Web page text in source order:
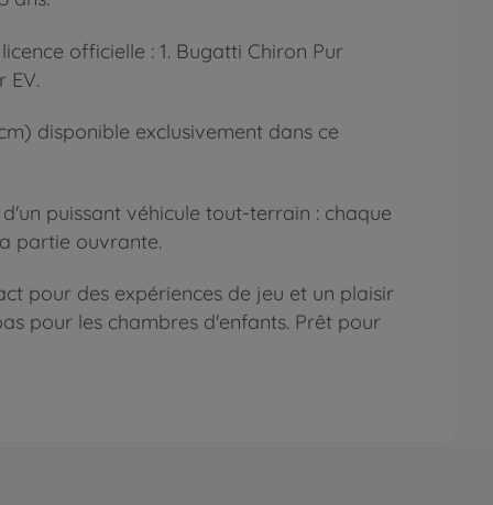
officielle : 1. Bugatti Chiron Pur
EV.
disponible exclusivement dans ce
puissant véhicule tout-terrain : chaque
partie ouvrante.
pour des expériences de jeu et un plaisir
pour les chambres d'enfants. Prêt pour